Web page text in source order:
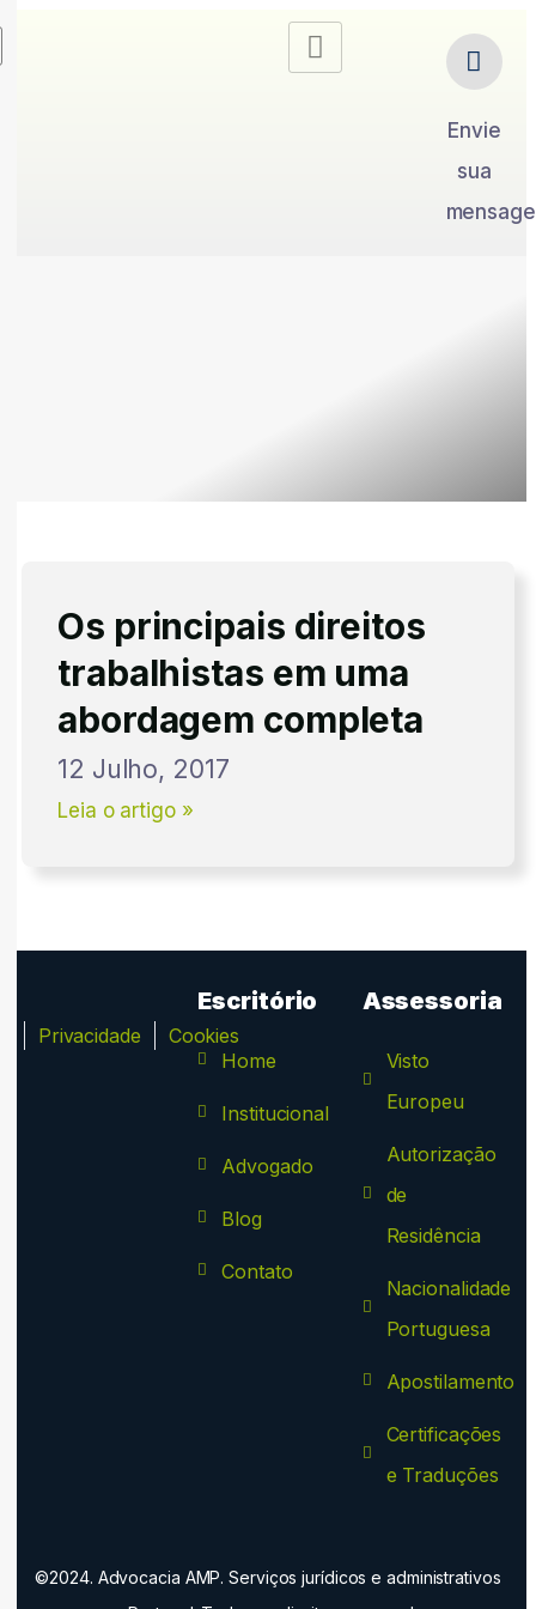
Envie
sua
Os principais direitos
trabalhistas em uma
abordagem completa
12 Julho, 2017
Leia o artigo »
Privacidade Cookies
Escritório
Home
Institucional
Advogado
Blog
Contato
Assessoria
Visto
Europeu
Autorização
de
Residência
Nacionalidade
Portuguesa
Apostilamento
Certificações
e Traduções
©2024. Advocacia AMP. Serviços jurídicos e administrativos